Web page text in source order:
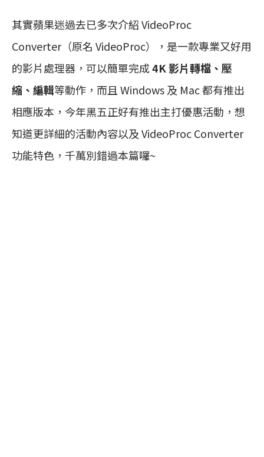
其實蘋果迷過去已多次介紹 VideoProc
Converter（原名 VideoProc），是一款專業又好用
的影片處理器，可以簡單完成4K 影片轉檔、壓
縮、編輯等動作，而且 Windows 及 Mac 都有推出
相應版本，今年黑五正好有推出主打優惠活動，想
知道更詳細的活動內容以及 VideoProc Converter
功能特色，千萬別錯過本篇囉~